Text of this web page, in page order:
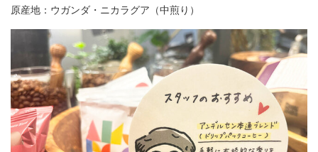
原産地：ウガンダ・ニカラグア（中煎り）